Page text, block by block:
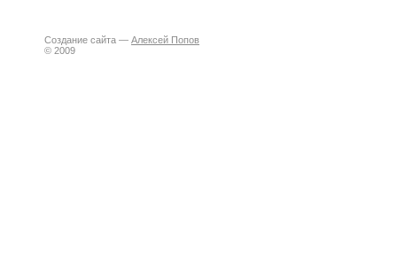
Создание сайта — Алексей Попов
© 2009